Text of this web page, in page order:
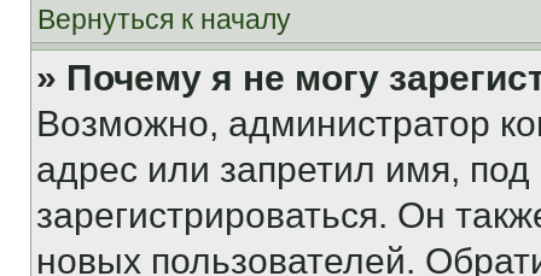
Вернуться к началу
» Почему я не могу
Возможно, администратор
адрес или запретил имя,
зарегистрироваться. Он
новых пользователей.